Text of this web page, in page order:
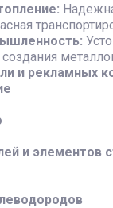
и рекламных
и элементов